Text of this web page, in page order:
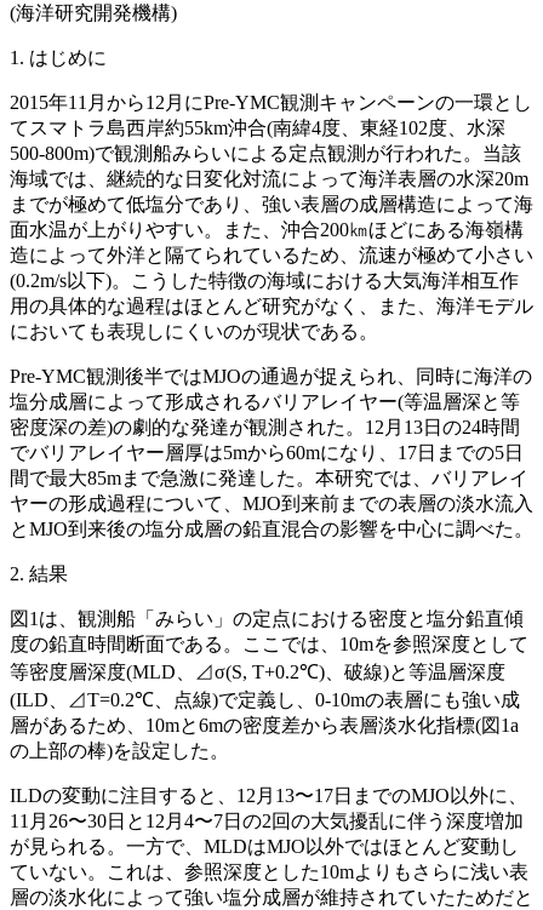
(海洋研究開発機構)
1. はじめに
2015年11月から12月にPre-YMC観測キャンペーンの一環とし
てスマトラ島西岸約55km沖合(南緯4度、東経102度、水深
500-800m)で観測船みらいによる定点観測が行われた。当該
海域では、継続的な日変化対流によって海洋表層の水深20m
までが極めて低塩分であり、強い表層の成層構造によって海
面水温が上がりやすい。また、沖合200㎞ほどにある海嶺構
造によって外洋と隔てられているため、流速が極めて小さい
(0.2m/s以下)。こうした特徴の海域における大気海洋相互作
用の具体的な過程はほとんど研究がなく、また、海洋モデル
においても表現しにくいのが現状である。
Pre-YMC観測後半ではMJOの通過が捉えられ、同時に海洋の
塩分成層によって形成されるバリアレイヤー(等温層深と等
密度深の差)の劇的な発達が観測された。12月13日の24時間
でバリアレイヤー層厚は5mから60mになり、17日までの5日
間で最大85mまで急激に発達した。本研究では、バリアレイ
ヤーの形成過程について、MJO到来前までの表層の淡水流入
とMJO到来後の塩分成層の鉛直混合の影響を中心に調べた。
2. 結果
図1は、観測船「みらい」の定点における密度と塩分鉛直傾
度の鉛直時間断面である。ここでは、10mを参照深度として
等密度層深度(MLD、⊿σ(S, T+0.2℃)、破線)と等温層深度
(ILD、⊿T=0.2℃、点線)で定義し、0-10mの表層にも強い成
層があるため、10mと6mの密度差から表層淡水化指標(図1a
の上部の棒)を設定した。
ILDの変動に注目すると、12月13〜17日までのMJO以外に、
11月26〜30日と12月4〜7日の2回の大気擾乱に伴う深度増加
が見られる。一方で、MLDはMJO以外ではほとんど変動し
ていない。これは、参照深度とした10mよりもさらに浅い表
層の淡水化によって強い塩分成層が維持されていたためだと